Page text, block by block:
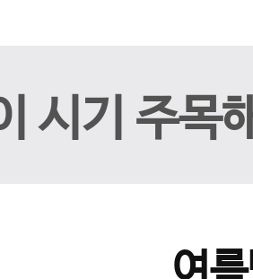
시기 주목